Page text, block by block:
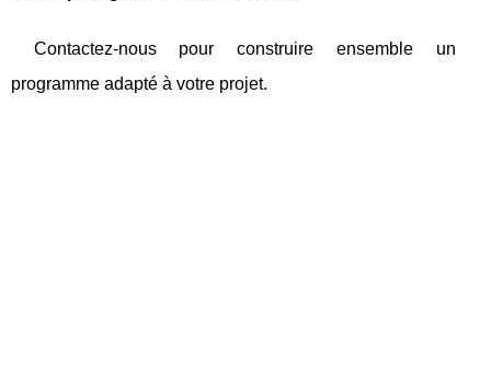
Contactez-nous pour construire ensemble un
programme adapté à votre projet.